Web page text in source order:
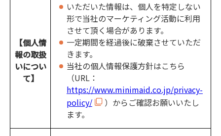
【個人情
報の取扱
いについ
て】
いただいた情報は、個人を特定しない
形で当社のマーケティング活動に利用
させて頂く場合があります。
一定期間を経過後に破棄させていただ
きます。
当社の個人情報保護方針はこちら
（URL：
https://www.minimaid.co.jp/privacy-
policy/
）からご確認お願いいたし
ます。